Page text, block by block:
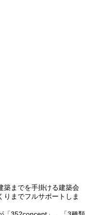
築までを手掛ける建築会
りまでフルサポートしま